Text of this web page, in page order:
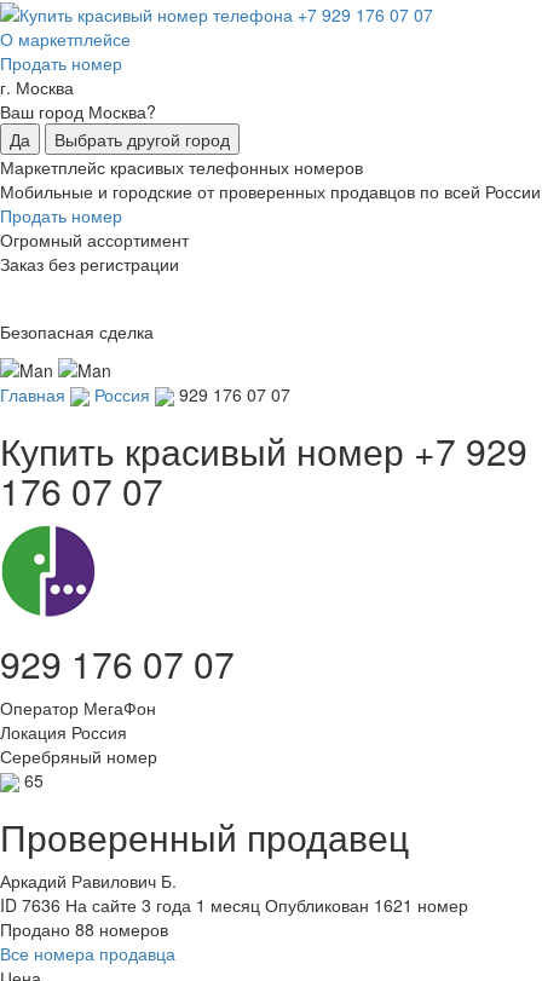
О маркетплейсе
Продать номер
г. Москва
Ваш город Москва?
Да
Выбрать другой город
Маркетплейс красивых телефонных номеров
Мобильные и городские от проверенных продавцов по всей России
Продать номер
Огромный ассортимент
Заказ без регистрации
Безопасная сделка
Главная Россия 929 176 07 07
Купить красивый номер +7 929
176 07 07
929 176 07 07
Оператор МегаФон
Локация Россия
Серебряный номер
65
Проверенный продавец
Аркадий Равилович Б.
ID 7636 На сайте 3 года 1 месяц Опубликован 1621 номер
Продано 88 номеров
Все номера продавца